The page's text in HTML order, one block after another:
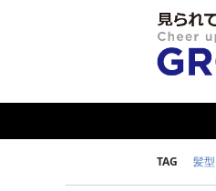
TAG 髪型